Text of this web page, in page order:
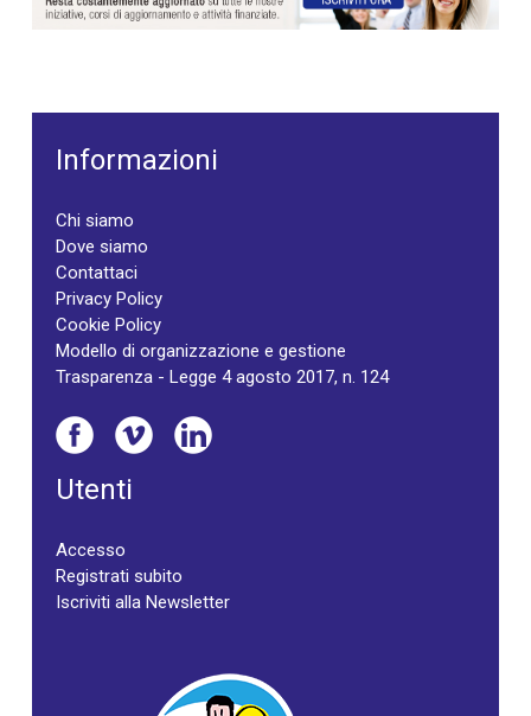
Informazioni
Chi siamo
Dove siamo
Contattaci
Privacy Policy
Cookie Policy
Modello di organizzazione e gestione
Trasparenza - Legge 4 agosto 2017, n. 124
Utenti
Accesso
Registrati subito
Iscriviti alla Newsletter